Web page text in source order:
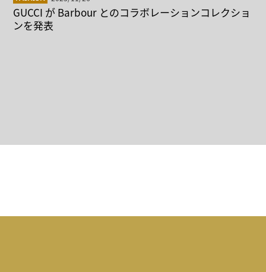
GUCCI が Barbour とのコラボレーションコレクショ
ンを発表